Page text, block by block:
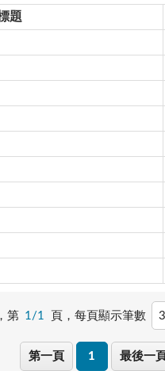
題
第 1/1 頁， 每頁顯示筆數
第一頁 1 最後一